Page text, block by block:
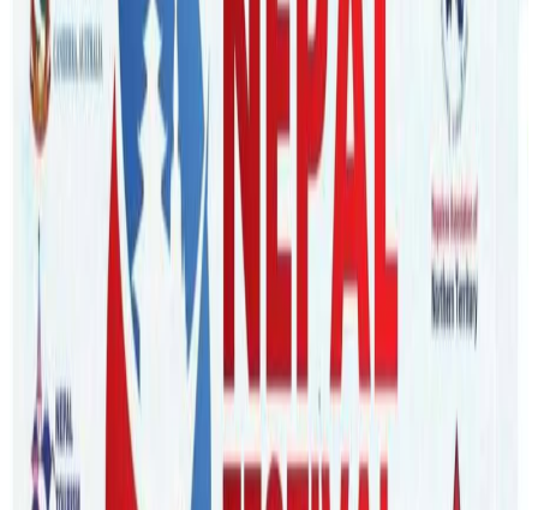
Saturday, 2022 June 4 / 1:42 pm
अ− अ